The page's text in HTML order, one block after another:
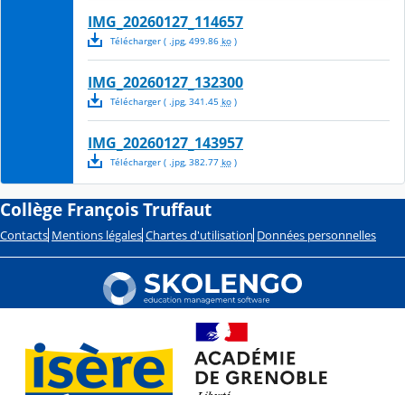
IMG_20260127_114657
Télécharger( .jpg, 499.86 ko)
IMG_20260127_132300
Télécharger( .jpg, 341.45 ko)
IMG_20260127_143957
Télécharger( .jpg, 382.77 ko)
Collège François Truffaut
Contacts Mentions légales Chartes d'utilisation Données personnelles